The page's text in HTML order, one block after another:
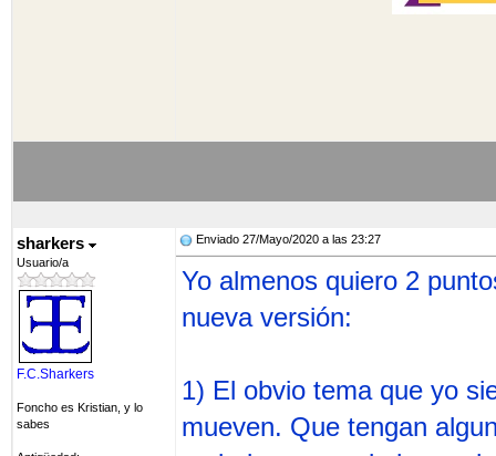
sharkers
Usuario/a
F.C.Sharkers
Foncho es Kristian, y lo
sabes
Enviado 27/Mayo/2020 a las 23:27
Yo almenos quiero 2
nueva versión:
1) El obvio tema que yo
mueven. Que tengan